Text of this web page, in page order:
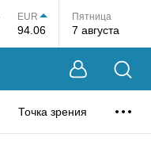
EUR
94.06
Пятница
7 августа
Точка зрения